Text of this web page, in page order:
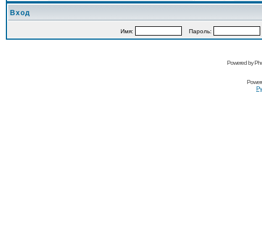
Вход
Имя: Пароль:
Powered by